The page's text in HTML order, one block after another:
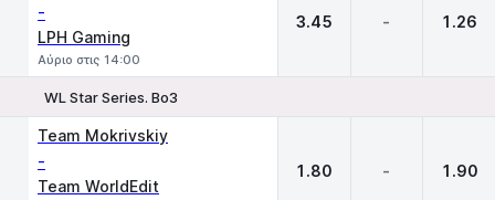
-
LPH Gaming
Αύριο στις 14:00
3.45 - 1.26
WL Star Series. Bo3
Team Mokrivskiy
-
Team WorldEdit
1.80 - 1.90